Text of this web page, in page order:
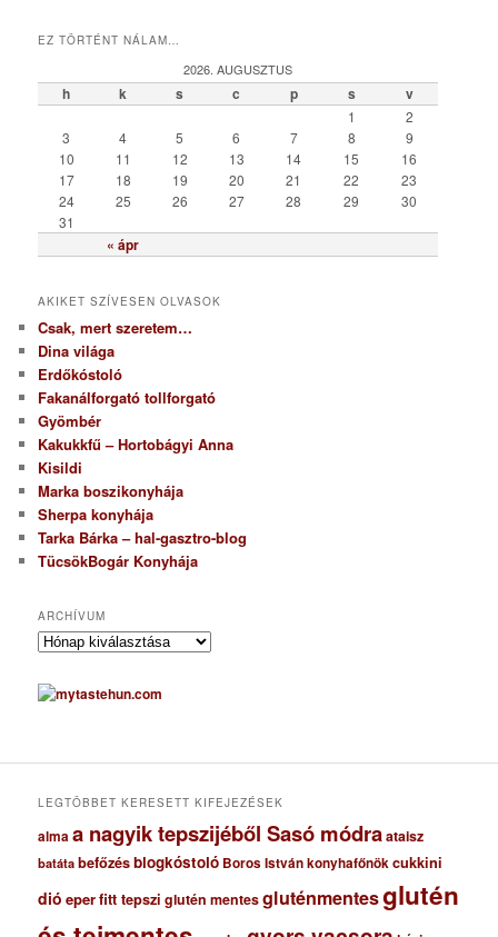
e
r
EZ TÖRTÉNT NÁLAM…
2026. AUGUSZTUS
h k s c p s v
« ápr
1
2
3
4 5 6 7 8
9
10
11 12 13 14 15
16
17
18 19 20 21 22
23
24
25 26 27 28 29
30
31
AKIKET SZÍVESEN OLVASOK
Csak, mert szeretem…
Dina világa
Erdőkóstoló
Fakanálforgató tollforgató
Gyömbér
Kakukkfű – Hortobágyi Anna
Kisildi
Marka boszikonyhája
Sherpa konyhája
Tarka Bárka – hal-gasztro-blog
TücsökBogár Konyhája
ARCHÍVUM
A
c
h
u
LEGTÖBBET KERESETT KIFEJEZÉSEK
almaa nagyik tepszijéből Sasó módraataisz
batáta befőzésblogkóstoló Boros István konyhafőnökcukkini
dió eperfitt tepszi glutén mentesgluténmentesglutén